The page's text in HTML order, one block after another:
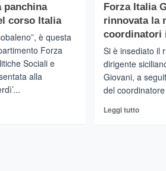
panchina
corso Italia
è questa
Forza
Sociali e
alla
Forza Italia
rinnovata la
coordinatori
Si è insediato il
dirigente
Giovani, a
del
Leggi tuttoLeggi